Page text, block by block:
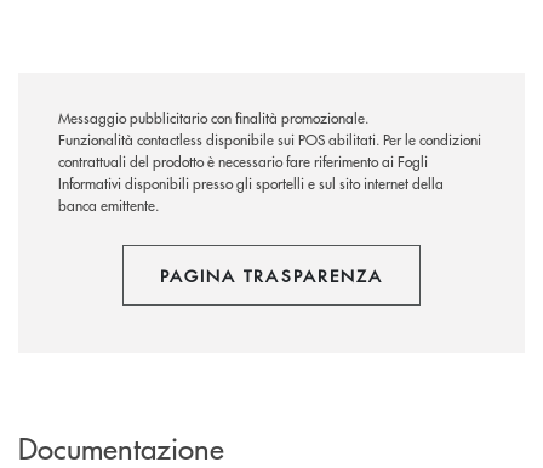
Messaggio pubblicitario con finalità promozionale.
Funzionalità contactless disponibile sui POS abilitati. Per le condizioni
contrattuali del prodotto è necessario fare riferimento ai Fogli
Informativi disponibili presso gli sportelli e sul sito internet della
banca emittente.
PAGINA TRASPARENZA
Documentazione